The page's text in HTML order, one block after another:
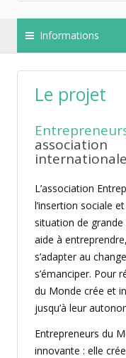
Informations
Le projet
L’association
l’insertion sociale
situation de grande
aide à
s’adapter au
s’émanciper. Pour
du Monde crée et
jusqu’à leur
Entrepreneurs du
innovante : elle